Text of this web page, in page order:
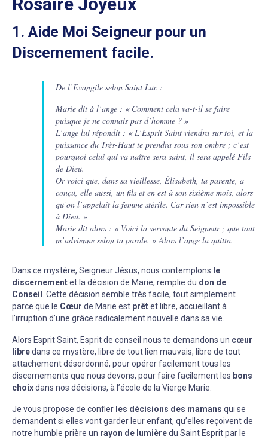
1. Aide Moi Seigneur pour un
Discernement facile.
De l’Evangile selon Saint Luc :
Marie dit à l’ange : « Comment cela va-t-il se faire
puisque je ne connais pas d’homme ? »
L’ange lui répondit : « L’Esprit Saint viendra sur toi, et la
puissance du Très-Haut te prendra sous son ombre ; c’est
pourquoi celui qui va naître sera saint, il sera appelé Fils
de Dieu.
Or voici que, dans sa vieillesse, Élisabeth, ta parente, a
conçu, elle aussi, un fils et en est à son sixième mois, alors
qu’on l’appelait la femme stérile. Car rien n’est impossible
à Dieu. »
Marie dit alors : « Voici la servante du Seigneur ; que tout
m’advienne selon ta parole. » Alors l’ange la quitta.
Dans ce mystère, Seigneur Jésus, nous contemplons le
discernementet la décision de Marie, remplie du don de
Conseil . Cette décision semble très facile, tout simplement
parce que le Cœur de Marie est prêtet libre, accueillant à
l’irruption d’une grâce radicalement nouvelle dans sa vie.
Alors Esprit Saint, Esprit de conseil nous te demandons un cœur
libredans ce mystère, libre de tout lien mauvais, libre de tout
attachement désordonné, pour opérer facilement tous les
discernements que nous devons, pour faire facilement les bons
choixdans nos décisions, à l’école de la Vierge Marie.
Je vous propose de confier les décisions des mamans qui se
demandent si elles vont garder leur enfant, qu’elles reçoivent de
notre humble prière un rayon de lumièredu Saint Esprit par le